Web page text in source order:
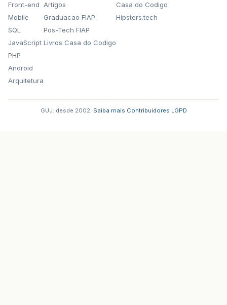
Front-end
Mobile
SQL
JavaScript
PHP
Android
Arquitetura
Artigos
Graduacao FIAP
Pos-Tech FIAP
Livros Casa do Codigo
Casa do Codigo
Hipsters.tech
GUJ: desde 2002. Saiba mais Contribuidores LGPD